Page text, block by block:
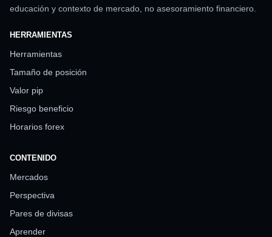
educación y contexto de mercado, no asesoramiento financiero.
HERRAMIENTAS
Herramientas
Tamaño de posición
Valor pip
Riesgo beneficio
Horarios forex
CONTENIDO
Mercados
Perspectiva
Pares de divisas
Aprender